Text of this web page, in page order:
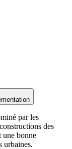
par les
des
une bonne
urbaines.